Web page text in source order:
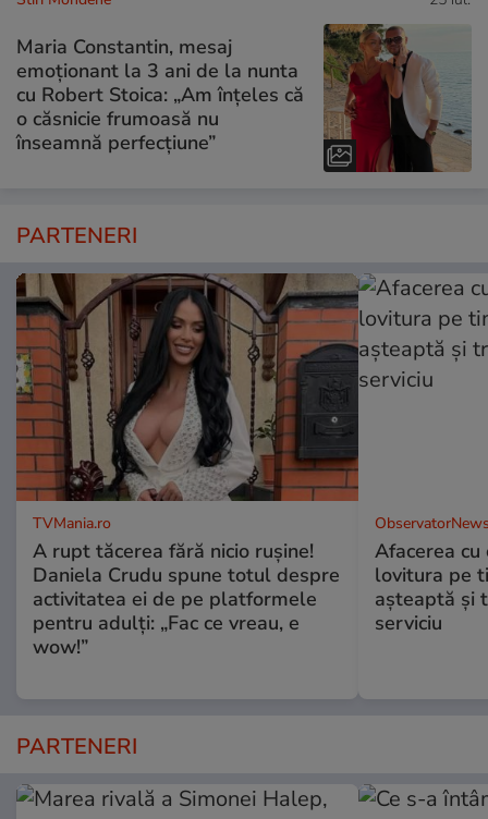
Maria Constantin, mesaj
emoționant la 3 ani de la nunta
cu Robert Stoica: „Am înțeles că
o căsnicie frumoasă nu
înseamnă perfecțiune”
PARTENERI
TVMania.ro
A rupt tăcerea fără nicio rușine!
Daniela Crudu spune totul despre
activitatea ei de pe platformele
pentru adulți: „Fac ce vreau, e
wow!”
Afacerea
lovitura pe
aşteaptă şi
serviciu
PARTENERI